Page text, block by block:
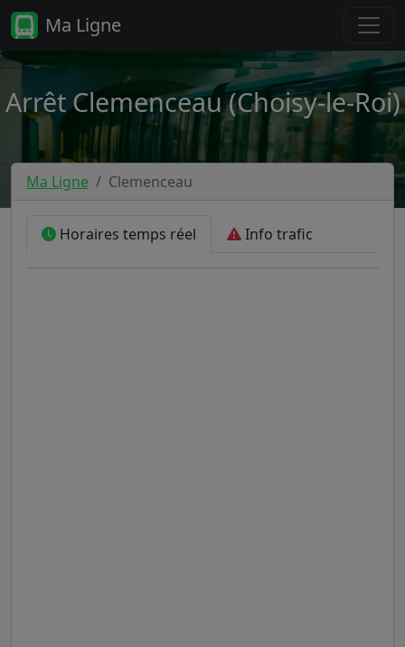
Ma Ligne
Arrêt Clemenceau (Choisy-le-Roi)
Ma Ligne Clemenceau
Horaires temps réel Info trafic